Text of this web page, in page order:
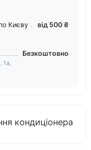
Києву від 500 ₴
Безкоштовно
кондиціонера